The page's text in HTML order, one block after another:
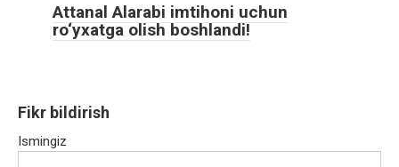
Attanal Alarabi imtihoni uchun
ro‘yxatga olish boshlandi!
Fikr bildirish
Ismingiz